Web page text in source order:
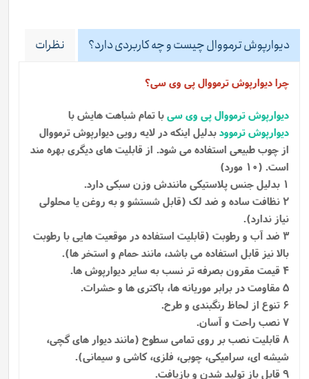
دیوارپوش ترمووال چیست و چه کاربردی دارد؟ نظرات
چرا دیوارپوش ترمووال پی وی سی؟
دیوارپوش ترمووال پی وی سیبا تمام شباهت هایش با
دیوارپوش ترموودبدلیل اینکه در لایه رویی دیوارپوش ترمووال
از چوب طبیعی استفاده می شود. از قابلیت های دیگری بهره مند
است. (10 مورد)
1 بدلیل جنس پلاستیکی مانندش وزن سبکی دارد.
2 نظافت ساده و ضد لک (قابل شستشو و به روغن یا محلولی
نیاز ندارد).
3 ضد آب و رطوبت (قابلیت استفاده در موقعیت هایی با رطوبت
بالا نیز قابل استفاده می باشد، مانند حمام و استخر ها).
4 قیمت مقرون بصرفه تر نسب به سایر دیوارپوش ها.
5 مقاومت در برابر موریانه ها، باکتری ها و حشرات.
6 تنوع از لحاظ رنگبندی و طرح.
7 نصب راحت و آسان.
8 قابلیت نصب بر روی تمامی سطوح (مانند دیوار های گچی،
شیشه ای، سرامیکی، چوبی، فلزی، کاشی و سیمانی).
9 قابل باز تولید شدن و بازیافت.